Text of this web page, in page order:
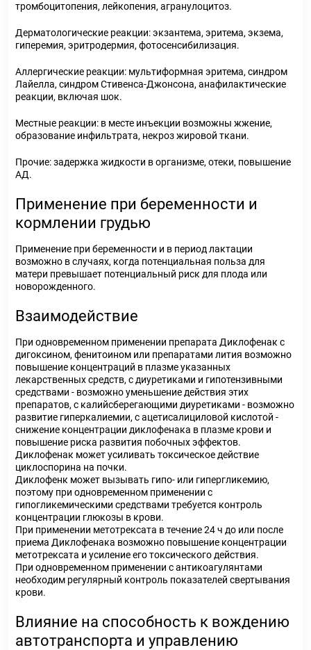
тромбоцитопения, лейкопения, агранулоцитоз.
Дерматологические реакции: экзантема, эритема, экзема,
гиперемия, эритродермия, фотосенсибилизация.
Аллергические реакции: мультиформная эритема, синдром
Лайелла, синдром Стивенса-Джонсона, анафилактические
реакции, включая шок.
Местные реакции: в месте инъекции возможны жжение,
образование инфильтрата, некроз жировой ткани.
Прочие: задержка жидкости в организме, отеки, повышение
АД.
Применение при беременности и
кормлении грудью
Применение при беременности и в период лактации
возможно в случаях, когда потенциальная польза для
матери превышает потенциальный риск для плода или
новорожденного.
Взаимодействие
При одновременном применении препарата Диклофенак с
дигоксином, фенитоином или препаратами лития возможно
повышение концентраций в плазме указанных
лекарственных средств, с диуретиками и гипотензивными
средствами - возможно уменьшение действия этих
препаратов, с калийсберегающими диуретиками - возможно
развитие гиперкалиемии, с ацетисалициловой кислотой -
снижение концентрации диклофенака в плазме крови и
повышение риска развития побочных эффектов.
Диклофенак может усиливать токсическое действие
циклоспорина на почки.
Диклофенк может вызывать гипо- или гипергликемию,
поэтому при одновременном применении с
гипогликемическими средствами требуется контроль
концентрации глюкозы в крови.
При применении метотрексата в течение 24 ч до или после
приема Диклофенака возможно повышение концентрации
метотрексата и усиление его токсического действия.
При одновременном применении с антикоагулянтами
необходим регулярный контроль показателей свертывания
крови.
Влияние на способность к вождению
автотранспорта и управлению